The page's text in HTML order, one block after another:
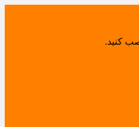
کنید.